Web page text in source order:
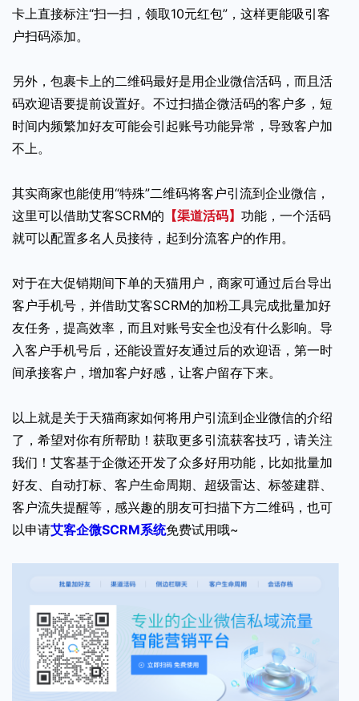
卡上直接标注“扫一扫，领取10元红包”，这样更能吸引客
户扫码添加。
另外，包裹卡上的二维码最好是用企业微信活码，而且活
码欢迎语要提前设置好。不过扫描企微活码的客户多，短
时间内频繁加好友可能会引起账号功能异常，导致客户加
不上。
其实商家也能使用“特殊”二维码将客户引流到企业微信，
这里可以借助艾客SCRM的 【渠道活码】 功能，一个活码
就可以配置多名人员接待，起到分流客户的作用。
对于在大促销期间下单的天猫用户，商家可通过后台导出
客户手机号，并借助艾客SCRM的加粉工具完成批量加好
友任务，提高效率，而且对账号安全也没有什么影响。导
入客户手机号后，还能设置好友通过后的欢迎语，第一时
间承接客户，增加客户好感，让客户留存下来。
以上就是关于天猫商家如何将用户引流到企业微信的介绍
了，希望对你有所帮助！获取更多引流获客技巧，请关注
我们！艾客基于企微还开发了众多好用功能，比如批量加
好友、自动打标、客户生命周期、超级雷达、标签建群、
客户流失提醒等，感兴趣的朋友可扫描下方二维码，也可
以申请艾客企微SCRM系统免费试用哦~